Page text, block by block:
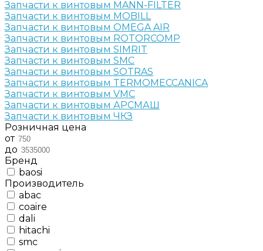
Запчасти к винтовым MANN-FILTER
Запчасти к винтовым MOBILL
Запчасти к винтовым OMEGA AIR
Запчасти к винтовым ROTORCOMP
Запчасти к винтовым SIMRIT
Запчасти к винтовым SMC
Запчасти к винтовым SOTRAS
Запчасти к винтовым TERMOMECCANICA
Запчасти к винтовым VMC
Запчасти к винтовым АРСМАШ
Запчасти к винтовым ЧКЗ
Розничная цена
от
до
Бренд
baosi
Производитель
abac
coaire
dali
hitachi
smc